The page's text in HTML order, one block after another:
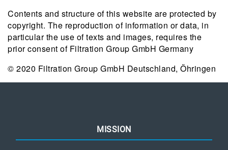
Contents and structure of this website are protected by
copyright. The reproduction of information or data, in
particular the use of texts and images, requires the
prior consent of Filtration Group GmbH Germany
© 2020 Filtration Group GmbH Deutschland, Öhringen
MISSION